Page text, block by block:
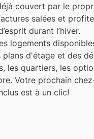
couvert par le
salées et
durant l’hiver.
logements
plans d'étage et des
les quartiers, les
Votre prochain
est à un clic!